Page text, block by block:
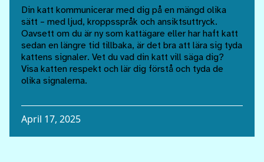
Din katt kommunicerar med dig på en mängd olika
sätt – med ljud, kroppsspråk och ansiktsuttryck.
Oavsett om du är ny som kattägare eller har haft katt
sedan en längre tid tillbaka, är det bra att lära sig tyda
kattens signaler. Vet du vad din katt vill säga dig?
Visa katten respekt och lär dig förstå och tyda de
olika signalerna.
April 17, 2025